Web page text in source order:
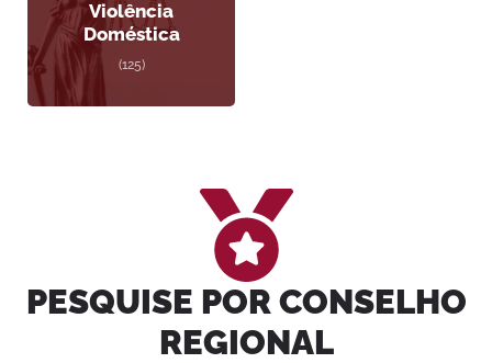
Violência
Doméstica
(125)
PESQUISE POR CONSELHO
REGIONAL